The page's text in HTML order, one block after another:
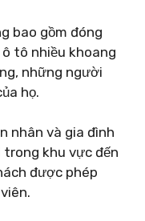
bao gồm đóng
tô nhiều khoang
những người
họ.
nhân và gia đình
khu vực đến
được phép